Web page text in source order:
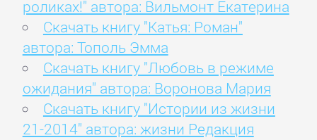
роликах!" автора: Вильмонт Екатерина
Скачать книгу "Катья: Роман"
автора: Тополь Эмма
Скачать книгу "Любовь в режиме
ожидания" автора: Воронова Мария
Скачать книгу "Истории из жизни
21-2014" автора: жизни Редакция